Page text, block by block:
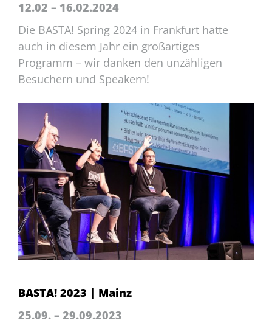
12.02 – 16.02.2024
Die BASTA! Spring 2024 in Frankfurt hatte
auch in diesem Jahr ein großartiges
Programm – wir danken den unzähligen
Besuchern und Speakern!
BASTA! 2023 | Mainz
25.09. – 29.09.2023